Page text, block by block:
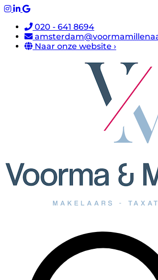
020 - 641 8694
Naar onze website ›